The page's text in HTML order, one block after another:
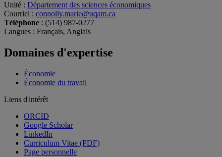
Unité : Département des sciences économiques
Courriel : connolly.marie@uqam.ca
Téléphone : (514) 987-0277
Langues : Français, Anglais
Domaines d'expertise
Économie
Économie du travail
Liens d'intérêt
ORCID
Google Scholar
LinkedIn
Curriculum Vitae (PDF)
Page personnelle